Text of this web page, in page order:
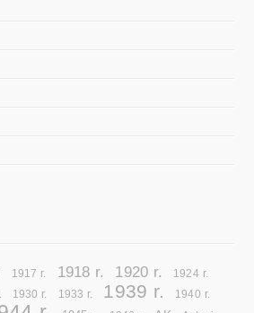
1917 r. 1918 r. 1920 r. 1924 r.
1930 r. 1933 r. 1939 r. 1940 r.